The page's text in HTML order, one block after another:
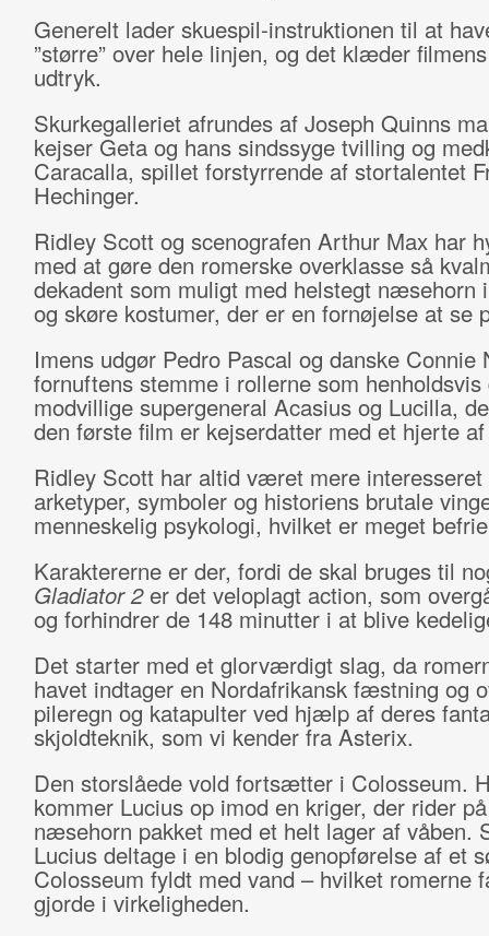
Generelt lader skuespil-instruktionen til at
”større” over hele linjen, og det klæder
udtryk.
Skurkegalleriet afrundes af Joseph Quinns
kejser Geta og hans sindssyge tvilling og
Caracalla, spillet forstyrrende af stortalentet
Hechinger.
Ridley Scott og scenografen Arthur Max har
med at gøre den romerske overklasse så
dekadent som muligt med helstegt næsehorn
og skøre kostumer, der er en fornøjelse at se
Imens udgør Pedro Pascal og danske Connie
fornuftens stemme i rollerne som henholdsvis
modvillige supergeneral Acasius og Lucilla,
den første film er kejserdatter med et hjerte
Ridley Scott har altid været mere interesseret
arketyper, symboler og historiens brutale
menneskelig psykologi, hvilket er meget
Karaktererne er der, fordi de skal bruges til
Gladiator 2er det veloplagt action, som
og forhindrer de 148 minutter i at blive
Det starter med et glorværdigt slag, da
havet indtager en Nordafrikansk fæstning og
pileregn og katapulter ved hjælp af deres
skjoldteknik, som vi kender fra Asterix.
Den storslåede vold fortsætter i Colosseum.
kommer Lucius op imod en kriger, der rider
næsehorn pakket med et helt lager af våben.
Lucius deltage i en blodig genopførelse af et
Colosseum fyldt med vand – hvilket romerne
gjorde i virkeligheden.